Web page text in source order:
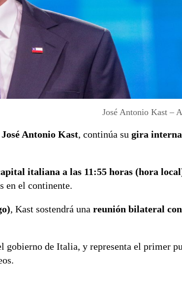
José Antonio Kast –
Antonio Kast, continúa su gira
italiana a las 11:55 horas (hora
en el continente.
, Kast sostendrá una reunión bilateral
gobierno de Italia, y representa el primer